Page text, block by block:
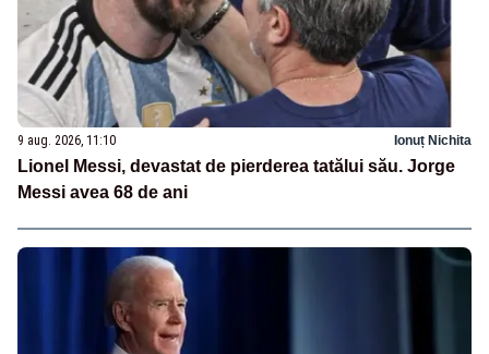
9 aug. 2026, 11:10 Ionuț Nichita
Lionel Messi, devastat de pierderea tatălui său. Jorge
Messi avea 68 de ani